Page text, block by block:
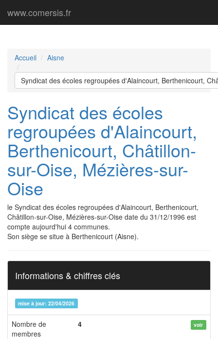
www.comersis.fr
Accueil Aisne
Syndicat des écoles regroupées d'Alaincourt, Berthenicourt,
Syndicat des écoles
regroupées d'Alaincourt,
Berthenicourt, Châtillon-
sur-Oise, Mézières-sur-
Oise
le Syndicat des écoles regroupées d'Alaincourt, Berthenicourt,
Châtillon-sur-Oise, Mézières-sur-Oise date du 31/12/1996 est
compte aujourd'hui 4 communes.
Son siège se situe à Berthenicourt (Aisne).
Informations & chiffres clés
mise à jour: 22/04/2026
Nombre de
membres
4 voir